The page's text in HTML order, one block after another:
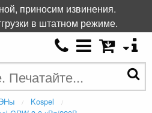
Kospel
приносим извинения.
в штатном режиме.